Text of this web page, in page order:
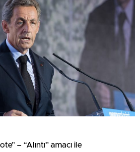
– “Alıntı” amacı ile